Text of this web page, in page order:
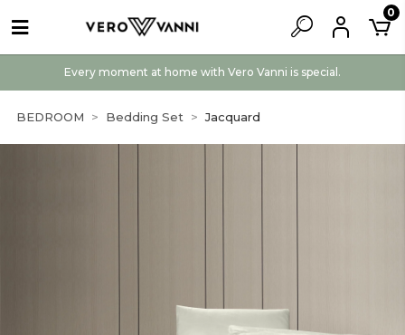
Every moment at home with Vero Vanni is special.
0
BEDROOM Bedding Set Jacquard